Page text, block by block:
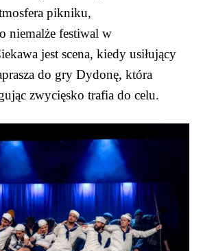
pikniku,
niemalże festiwal w
jest scena, kiedy usiłujący
do gry Dydonę, która
zwycięsko trafia do celu.